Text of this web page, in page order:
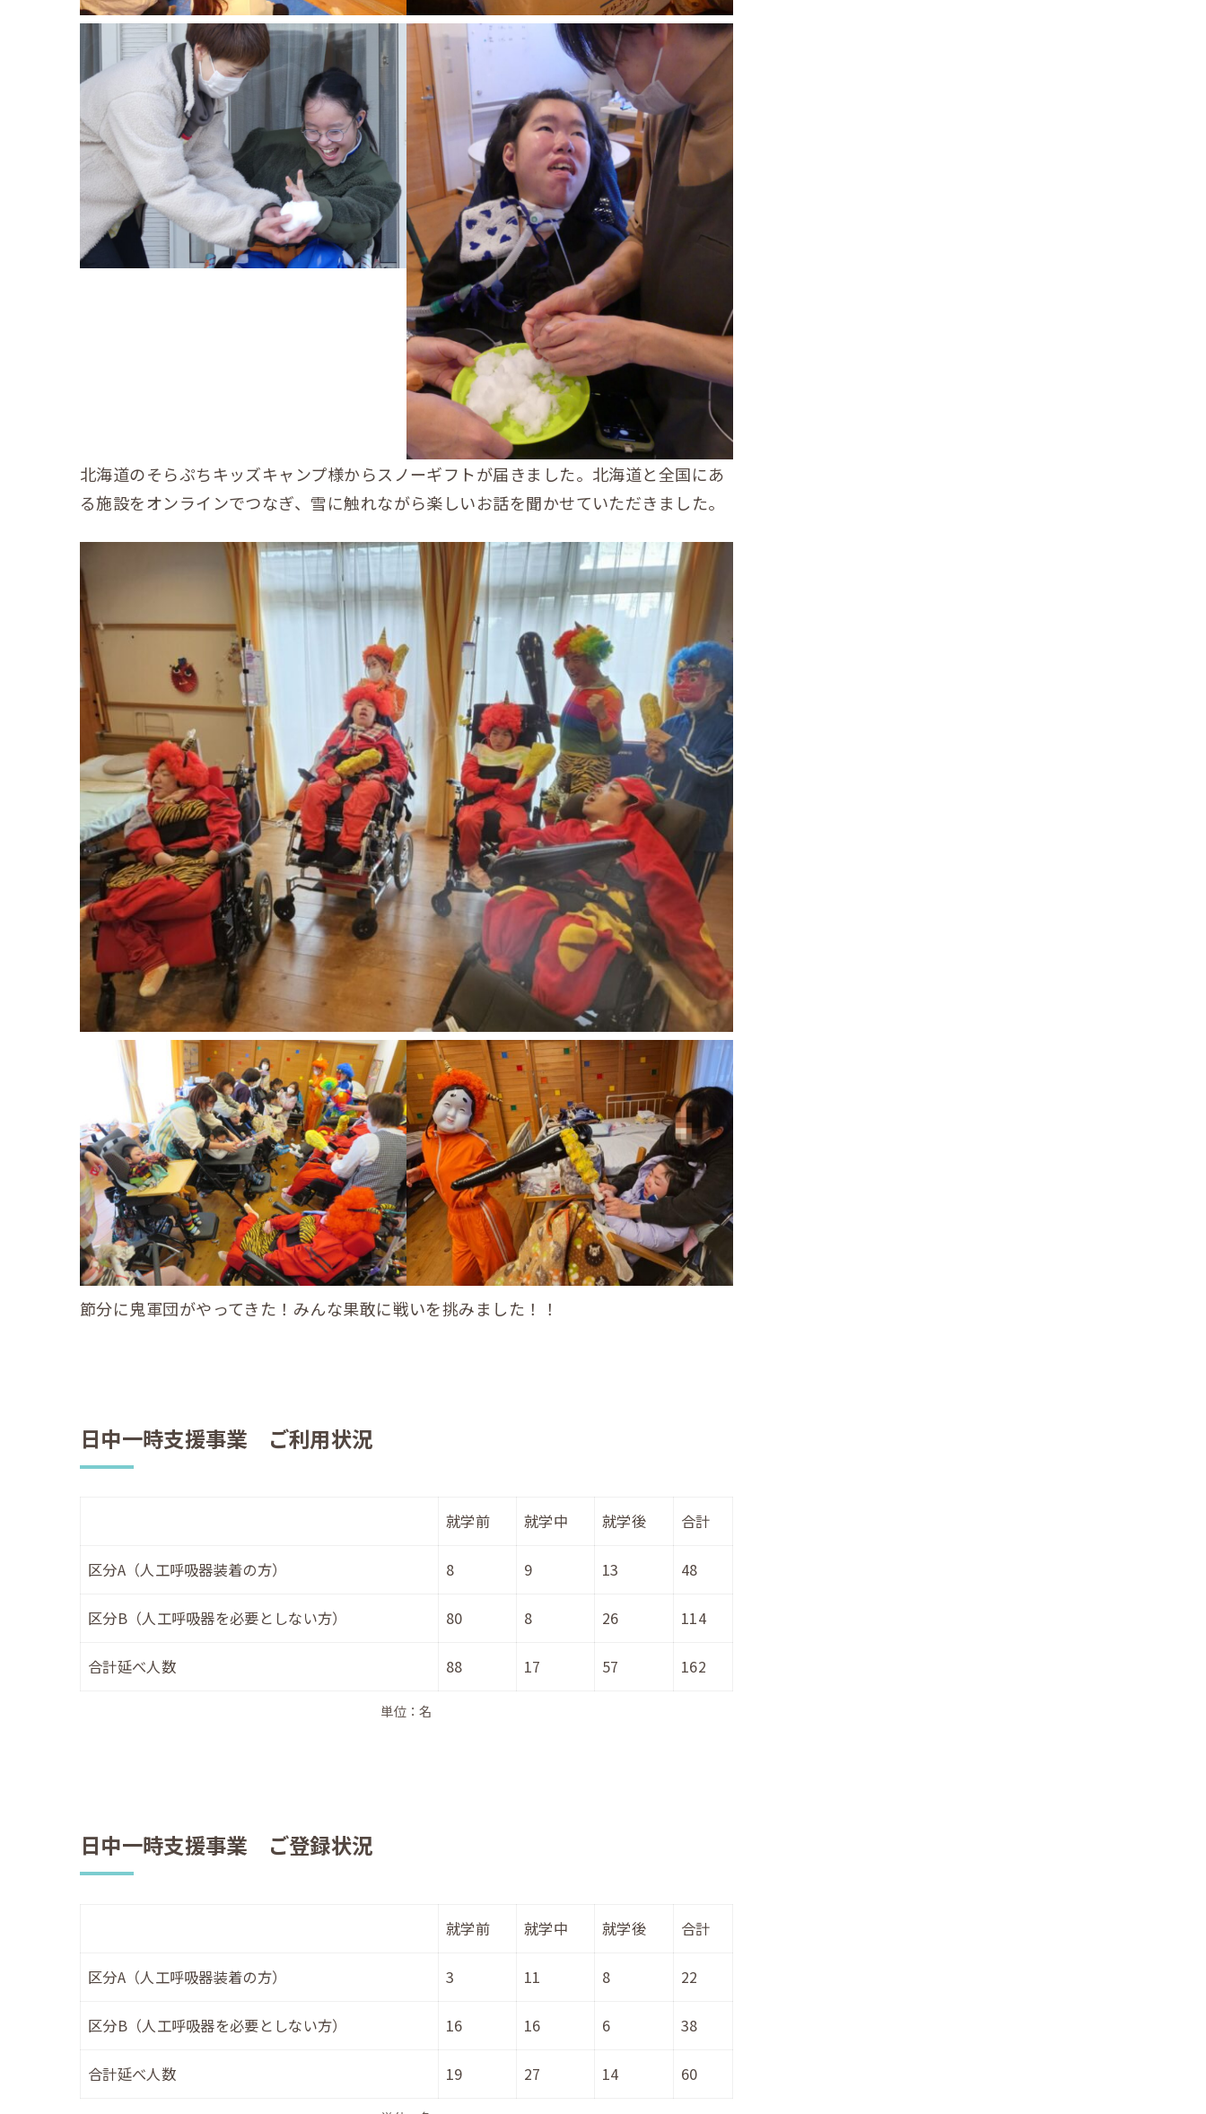
北海道のそらぷちキッズキャンプ様からスノーギフトが届きました。北海道と全国にあ
る施設をオンラインでつなぎ、雪に触れながら楽しいお話を聞かせていただきました。
節分に鬼軍団がやってきた！みんな果敢に戦いを挑みました！！
日中一時支援事業 ご利用状況
就学前 就学中 就学後 合計
区分A（人工呼吸器装着の方） 8 9 13 48
区分B（人工呼吸器を必要としない方） 80 8 26 114
合計延べ人数 88 17 57 162
単位：名
日中一時支援事業 ご登録状況
就学前 就学中 就学後 合計
区分A（人工呼吸器装着の方） 3 11 8 22
区分B（人工呼吸器を必要としない方） 16 16 6 38
合計延べ人数 19 27 14 60